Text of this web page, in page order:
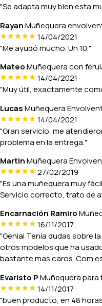
"Se adapta muy bien esta
RayanMuñequera
14/04/2021
"Me ayudó mucho. Un 10."
MateoMuñequera con
14/04/2021
"Muy útil, exactamente
LucasMuñequera
14/04/2021
"Gran servicio, me
problema en la entrega."
MartinMuñequera
27/02/2019
"Es una muñequera muy
Servicio correcto, trato de
Encarnación Ramiro
16/11/2017
"Genial Tenía dudas sobre
otros modelos que ha
bastante mas caros. Com
Evaristo PMuñequera para
14/11/2017
"buen producto, en 48